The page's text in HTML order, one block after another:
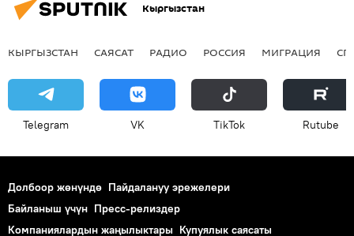
Кыргызстан
КЫРГЫЗСТАН САЯСАТ РАДИО РОССИЯ МИГРАЦИЯ
Telegram VK ТikТоk Rutube
Долбоор жөнүндө Пайдалануу эрежелери
Байланыш үчүн Пресс-релиздер
Компаниялардын жаңылыктары Купуялык саясаты